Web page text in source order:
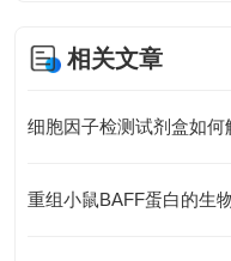
相关文章
细胞因子检测试剂盒如何
重组小鼠BAFF蛋白的生